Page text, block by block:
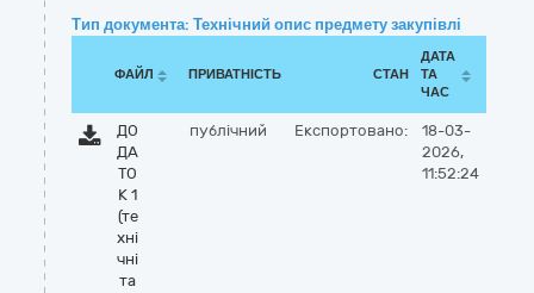
Тип документа: Технічний опис предмету закупівлі
ФАЙЛ ПРИВАТНІСТЬ СТАН
ДАТА
ТА
ЧАС
ДО
ДА
ТО
К 1
(те
хні
чні
та
публічний Експортовано:
18-03-
2026,
11:52:24